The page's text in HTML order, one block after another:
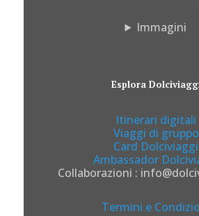
Immagini
Esplora
Itinerari digitali
Viaggi di gruppo
Card Dolciviaggi
Ambassador
Collaborazioni :
Termini e